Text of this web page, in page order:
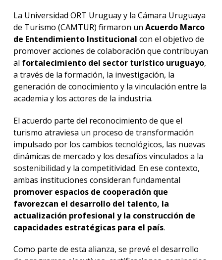
La Universidad ORT Uruguay y la Cámara Uruguaya
de Turismo (CAMTUR) firmaron un Acuerdo Marco
de Entendimiento Institucional con el objetivo de
promover acciones de colaboración que contribuyan
al fortalecimiento del sector turístico uruguayo,
a través de la formación, la investigación, la
generación de conocimiento y la vinculación entre la
academia y los actores de la industria.
El acuerdo parte del reconocimiento de que el
turismo atraviesa un proceso de transformación
impulsado por los cambios tecnológicos, las nuevas
dinámicas de mercado y los desafíos vinculados a la
sostenibilidad y la competitividad. En ese contexto,
ambas instituciones consideran fundamental
promover espacios de cooperación que
favorezcan el desarrollo del talento, la
actualización profesional y la construcción de
capacidades estratégicas para el país.
Como parte de esta alianza, se prevé el desarrollo